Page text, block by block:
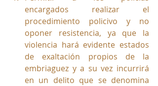
encargados realizar el
procedimiento policivo y no
oponer resistencia, ya que la
violencia hará evidente estados
de exaltación propios de la
embriaguez y a su vez incurrirá